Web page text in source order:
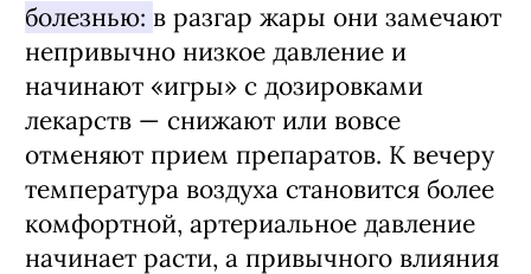
болезнью: в разгар жары они замечают
непривычно низкое давление и
начинают «игры» с дозировками
лекарств — снижают или вовсе
отменяют прием препаратов. К вечеру
температура воздуха становится более
комфортной, артериальное давление
начинает расти, а привычного влияния